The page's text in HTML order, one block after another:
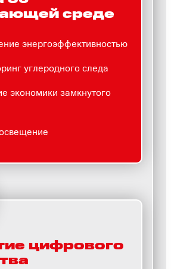
среде
энергоэффективностью
углеродного следа
экономики замкнутого
цифрового